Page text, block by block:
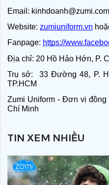
TIN XEM NHIỀU
Email:
Website: zumiuniform.vn
Fanpage: https://
Địa chỉ: 20 Hồ Hảo Hớn, P.
Trụ sở:  33 Đường 48, P.
TP.HCM
Zumi Uniform - Đơn vị
Chí Minh